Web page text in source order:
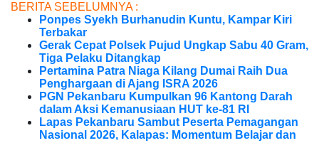
BERITA SEBELUMNYA :
Ponpes Syekh Burhanudin Kuntu, Kampar Kiri
Terbakar
Gerak Cepat Polsek Pujud Ungkap Sabu 40 Gram,
Tiga Pelaku Ditangkap
Pertamina Patra Niaga Kilang Dumai Raih Dua
Penghargaan di Ajang ISRA 2026
PGN Pekanbaru Kumpulkan 96 Kantong Darah
dalam Aksi Kemanusiaan HUT ke-81 RI
Lapas Pekanbaru Sambut Peserta Pemagangan
Nasional 2026, Kalapas: Momentum Belajar dan